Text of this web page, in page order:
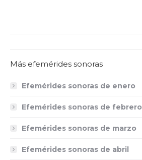
Más efemérides sonoras
Efemérides sonoras de enero
Efemérides sonoras de febrero
Efemérides sonoras de marzo
Efemérides sonoras de abril